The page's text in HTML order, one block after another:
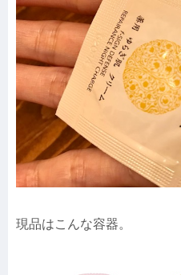
現品はこんな容器。